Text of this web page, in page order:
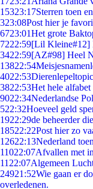
15323:17Sterren toen
323:08Post hier je
6723:01Het grote
7222:59[Lil Kleine#12]
3422:59[AZ#98] Heel
13822:54
4022:53
3822:53Het hele
9022:34Nederlandse
522:32Hoeveel geld
1922:29de beheerder
18522:22Post hier zo
12622:13Nederland toen
11022:07Afvallen met
11 22:07Algemeen
24921:52Wie gaan er
overledenen.